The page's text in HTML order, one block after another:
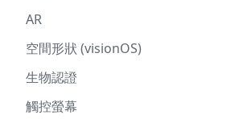
AR
空間形狀 (visionOS)
生物認證
觸控螢幕